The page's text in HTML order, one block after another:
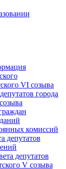
VI созыва
города
комиссий
депутатов
депутатов
V созыва